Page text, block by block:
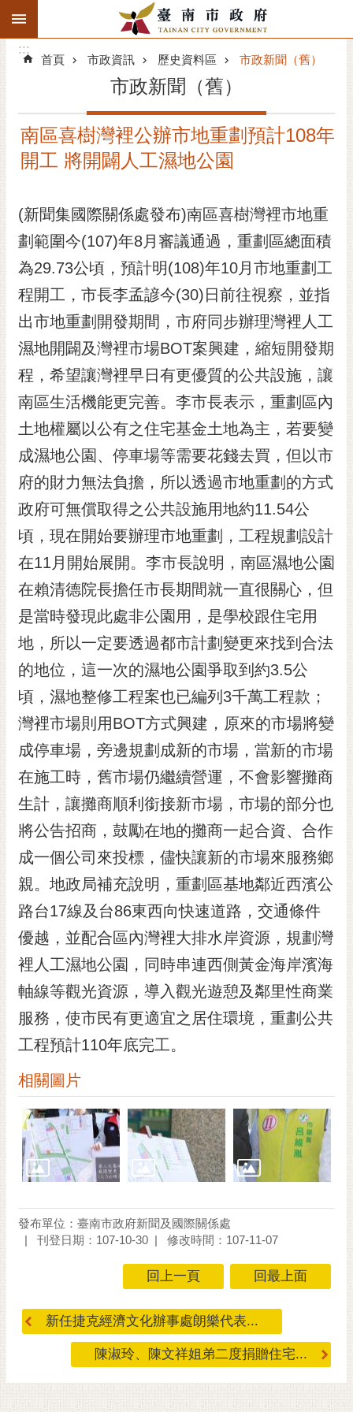
跳到主要內容區塊
搜
階
精彩府城
市府團隊
主題服務
市政資訊
市民互動
黃
偉
哲
光
花
泉
桐
花
祭
網
站
導
覽
閱
RSS
訂
閱
電
子
報
市
民
信
箱
English
日
本
隱
權
及
安
全
政
策
站
資
宣
告
交
:::
:::
首頁 市政資訊 歷史資料區 市政新聞（舊）
市政新聞（舊）
南區喜樹灣裡公辦市地重劃預計108年
開工 將開闢人工濕地公園
(新聞集國際關係處發布)南區喜樹灣裡市地重
劃範圍今(107)年8月審議通過，重劃區總面積
為29.73公頃，預計明(108)年10月市地重劃工
程開工，市長李孟諺今(30)日前往視察，並指
出市地重劃開發期間，市府同步辦理灣裡人工
濕地開闢及灣裡市場BOT案興建，縮短開發期
程，希望讓灣裡早日有更優質的公共設施，讓
南區生活機能更完善。李市長表示，重劃區內
土地權屬以公有之住宅基金土地為主，若要變
成濕地公園、停車場等需要花錢去買，但以市
府的財力無法負擔，所以透過市地重劃的方式
政府可無償取得之公共設施用地約11.54公
頃，現在開始要辦理市地重劃，工程規劃設計
在11月開始展開。李市長說明，南區濕地公園
在賴清德院長擔任市長期間就一直很關心，但
是當時發現此處非公園用，是學校跟住宅用
地，所以一定要透過都市計劃變更來找到合法
的地位，這一次的濕地公園爭取到約3.5公
頃，濕地整修工程案也已編列3千萬工程款；
灣裡市場則用BOT方式興建，原來的市場將變
成停車場，旁邊規劃成新的市場，當新的市場
在施工時，舊市場仍繼續營運，不會影響攤商
生計，讓攤商順利銜接新市場，市場的部分也
將公告招商，鼓勵在地的攤商一起合資、合作
成一個公司來投標，儘快讓新的市場來服務鄉
親。地政局補充說明，重劃區基地鄰近西濱公
路台17線及台86東西向快速道路，交通條件
優越，並配合區內灣裡大排水岸資源，規劃灣
裡人工濕地公園，同時串連西側黃金海岸濱海
軸線等觀光資源，導入觀光遊憩及鄰里性商業
服務，使市民有更適宜之居住環境，重劃公共
工程預計110年底完工。
相關圖片
發布單位：臺南市政府新聞及國際關係處
刊登日期：107-10-30
修改時間：107-11-07
回上一頁 回最上面
新任捷克經濟文化辦事處朗樂代表...
陳淑玲、陳文祥姐弟二度捐贈住宅...